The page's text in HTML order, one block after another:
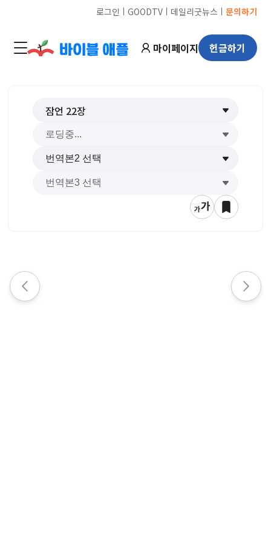
로그인 ㅣ GOODTVㅣ 데일리굿뉴스 ㅣ 문의하기
마이페이지 헌금하기
잠언 22장